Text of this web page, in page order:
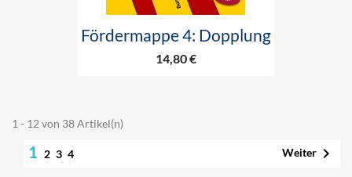
Fördermappe 4: Dopplung
14,80 €
1 - 12 von 38 Artikel(n)
1 2 3 4 Weiter 